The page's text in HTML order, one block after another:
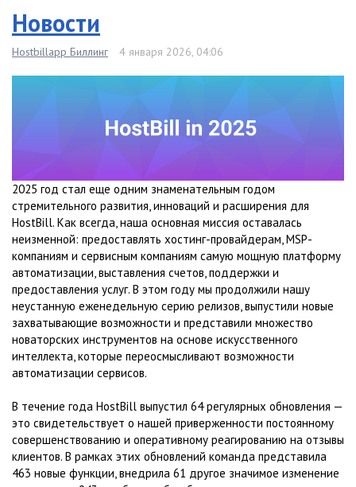
Новости
Hostbillapp Биллинг 4 января 2026, 04:06
2025 год стал еще одним знаменательным годом
стремительного развития, инноваций и расширения для
HostBill. Как всегда, наша основная миссия оставалась
неизменной: предоставлять хостинг-провайдерам, MSP-
компаниям и сервисным компаниям самую мощную платформу
автоматизации, выставления счетов, поддержки и
предоставления услуг. В этом году мы продолжили нашу
неустанную еженедельную серию релизов, выпустили новые
захватывающие возможности и представили множество
новаторских инструментов на основе искусственного
интеллекта, которые переосмысливают возможности
автоматизации сервисов.
В течение года HostBill выпустил 64 регулярных обновления —
это свидетельствует о нашей приверженности постоянному
совершенствованию и оперативному реагированию на отзывы
клиентов. В рамках этих обновлений команда представила
463 новые функции, внедрила 61 другое значимое изменение